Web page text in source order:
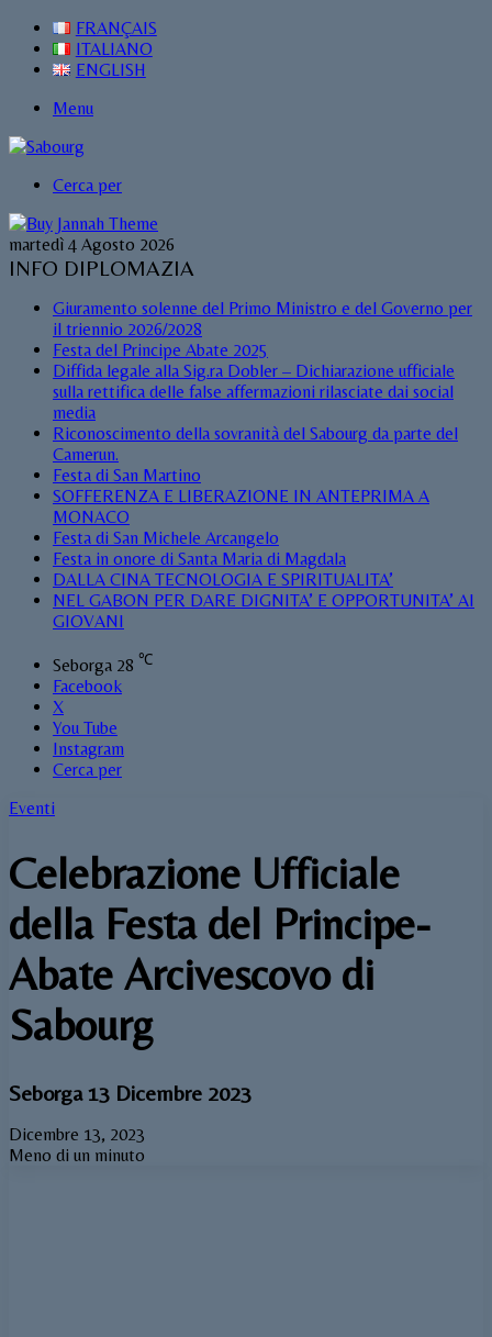
FRANÇAIS
ITALIANO
ENGLISH
Menu
Cerca per
martedì 4 Agosto 2026
INFO DIPLOMAZIA
Giuramento solenne del Primo Ministro e del Governo per
il triennio 2026/2028
Festa del Principe Abate 2025
Diffida legale alla Sig.ra Dobler – Dichiarazione ufficiale
sulla rettifica delle false affermazioni rilasciate dai social
media
Riconoscimento della sovranità del Sabourg da parte del
Camerun.
Festa di San Martino
SOFFERENZA E LIBERAZIONE IN ANTEPRIMA A
MONACO
Festa di San Michele Arcangelo
Festa in onore di Santa Maria di Magdala
DALLA CINA TECNOLOGIA E SPIRITUALITA’
NEL GABON PER DARE DIGNITA’ E OPPORTUNITA’ AI
GIOVANI
Seborga 28 ℃
Facebook
X
You Tube
Instagram
Cerca per
Eventi
Celebrazione Ufficiale
della Festa del Principe-
Abate Arcivescovo di
Sabourg
Seborga 13 Dicembre 2023
Dicembre 13, 2023
Meno di un minuto